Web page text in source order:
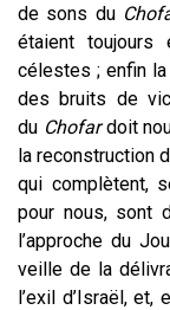
de sons du
étaient
célestes ; enfin
des bruits de
du Chofardoit
la reconstruction
qui complètent,
pour nous, sont
l’approche du
veille de la
l’exil d’Israël,